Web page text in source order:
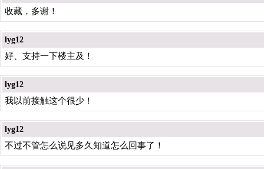
收藏，多谢！
lyg12
好、支持一下楼主及！
lyg12
我以前接触这个很少！
lyg12
不过不管怎么说见多久知道怎么回事了！